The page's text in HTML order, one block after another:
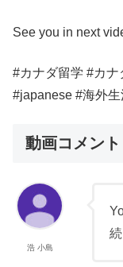
See you in next
#カナダ留学 #カ
#japanese #海外生
動画コメント
浩 小島